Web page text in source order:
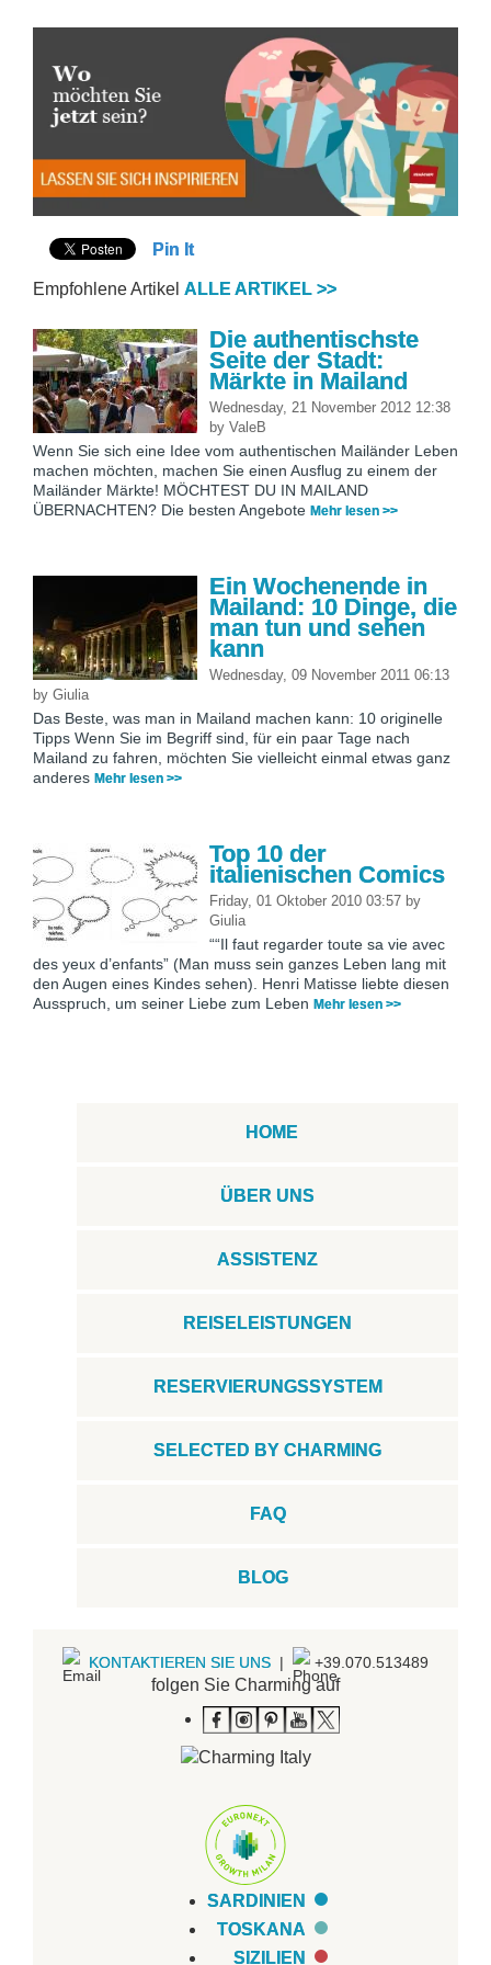
Pin It
Empfohlene Artikel ALLE ARTIKEL >>
Die authentischste
Seite der Stadt:
Märkte in Mailand
Wednesday, 21 November 2012 12:38
by ValeB
Wenn Sie sich eine Idee vom authentischen Mailänder Leben
machen möchten, machen Sie einen Ausflug zu einem der
Mailänder Märkte! MÖCHTEST DU IN MAILAND
ÜBERNACHTEN? Die besten Angebote Mehr lesen >>
Ein Wochenende in
Mailand: 10 Dinge, die
man tun und sehen
kann
Wednesday, 09 November 2011 06:13
by Giulia
Das Beste, was man in Mailand machen kann: 10 originelle
Tipps Wenn Sie im Begriff sind, für ein paar Tage nach
Mailand zu fahren, möchten Sie vielleicht einmal etwas ganz
anderes Mehr lesen >>
Top 10 der
italienischen Comics
Friday, 01 Oktober 2010 03:57 by
Giulia
““Il faut regarder toute sa vie avec
des yeux d’enfants” (Man muss sein ganzes Leben lang mit
den Augen eines Kindes sehen). Henri Matisse liebte diesen
Ausspruch, um seiner Liebe zum Leben Mehr lesen >>
HOME
ÜBER UNS
ASSISTENZ
REISELEISTUNGEN
RESERVIERUNGSSYSTEM
SELECTED BY CHARMING
FAQ
BLOG
KONTAKTIEREN SIE UNS | +39.070.513489
folgen Sie Charming auf
SARDINIEN
TOSKANA
SIZILIEN